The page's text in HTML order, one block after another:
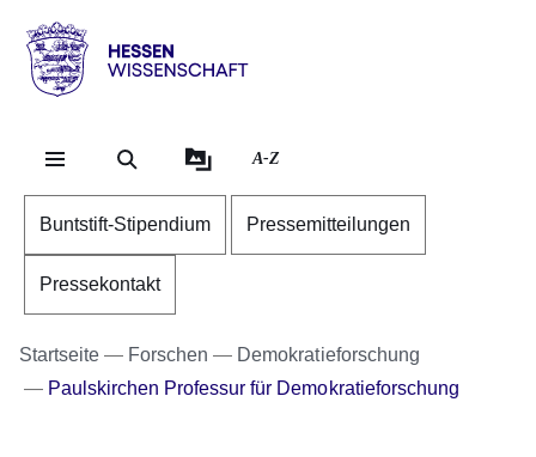
Hessen
Wissenschaft
A-Z
Buntstift-Stipendium Pressemitteilungen
Pressekontakt
Startseite Forschen
Demokratieforschung
Paulskirchen Professur für Demokratieforschung